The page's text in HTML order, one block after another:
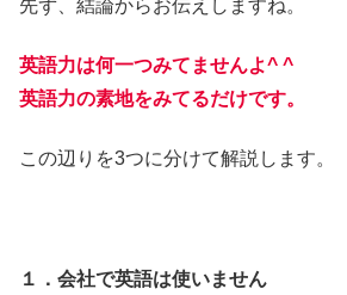
先ず、結論からお伝えしますね。
英語力は何一つみてませんよ^ ^
英語力の素地をみてるだけです。
この辺りを3つに分けて解説します。
１．会社で英語は使いません